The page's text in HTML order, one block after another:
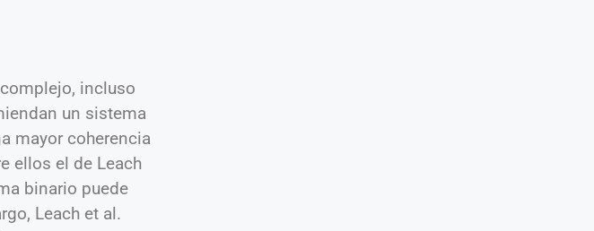
incluso
un sistema
mayor coherencia
ellos el de Leach
binario puede
Leach et al.